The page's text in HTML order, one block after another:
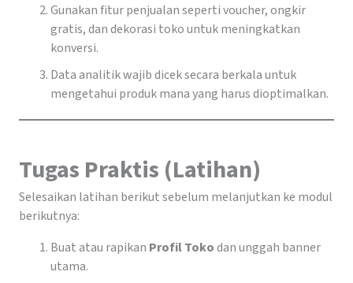
Gunakan fitur penjualan seperti voucher, ongkir
gratis, dan dekorasi toko untuk meningkatkan
konversi.
Data analitik wajib dicek secara berkala untuk
mengetahui produk mana yang harus dioptimalkan.
Tugas Praktis (Latihan)
Selesaikan latihan berikut sebelum melanjutkan ke modul
berikutnya:
Buat atau rapikan Profil Tokodan unggah banner
utama.